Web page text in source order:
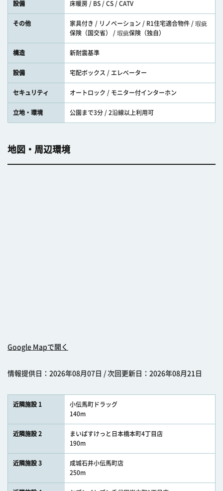
設備 床暖房 / BS / CS / CATV
その他
家具付き / リノベーション / R1住宅適合物件 / 瑕疵
保険（国交省） / 瑕疵保険（独自）
構造 新耐震基準
設備 宅配ボックス / エレベーター
セキュリティ オートロック / モニター付インターホン
立地・環境 公園まで3分 / 2沿線以上利用可
地図・周辺環境
Google Mapで開く
情報提供日：2026年08月07日 / 次回更新日：2026年08月21日
近隣施設 1
小伝馬町ドラッグ
140m
近隣施設 2
まいばすけっと日本橋本町4丁目店
190m
近隣施設 3
成城石井小伝馬町店
250m